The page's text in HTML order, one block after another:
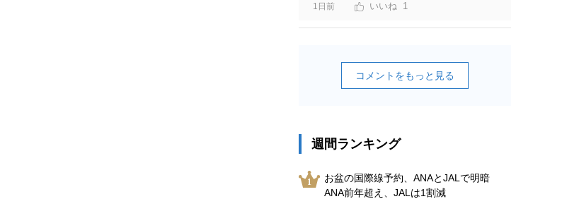
1日前 1
コメントをもっと見る
週間ランキング
お盆の国際線予約、ANAとJALで明暗
ANA前年超え、JALは1割減